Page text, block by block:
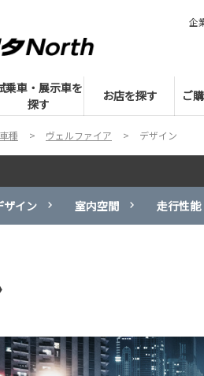
乗車・展示車を
探す
お店を探す ご
企
種 ヴェルファイア デザイン
ザイン 室内空間 走行性能